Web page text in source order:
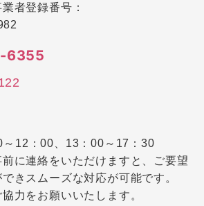
者登録番号：
6355
～12：00、13：00～17：30
に連絡をいただけますと、ご要望
きスムーズな対応が可能です。
力をお願いいたします。